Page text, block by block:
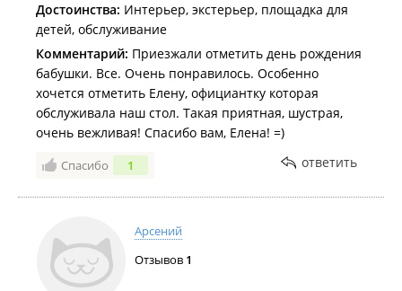
Достоинства: Интерьер, экстерьер, площадка для
детей, обслуживание
Комментарий: Приезжали отметить день рождения
бабушки. Все. Очень понравилось. Особенно
хочется отметить Елену, официантку которая
обслуживала наш стол. Такая приятная, шустрая,
очень вежливая! Спасибо вам, Елена! =)
Спасибо 1 ответить
Арсений
Отзывов 1